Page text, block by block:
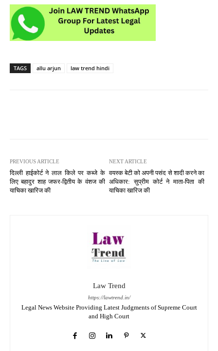
TAGS allu arjun law trend hindi
PREVIOUS ARTICLE
दिल्ली हाईकोर्ट ने लाल किले पर कब्जे के
लिए बहादुर शाह जफर-द्वितीय के वंशज की
याचिका खारिज की
NEXT ARTICLE
वयस्क बेटी को अपनी पसंद से शादी करने का
अधिकार: सुप्रीम कोर्ट ने माता-पिता की
याचिका खारिज की
Law Trend
https://lawtrend.in/
Legal News Website Providing Latest Judgments of Supreme Court
and High Court